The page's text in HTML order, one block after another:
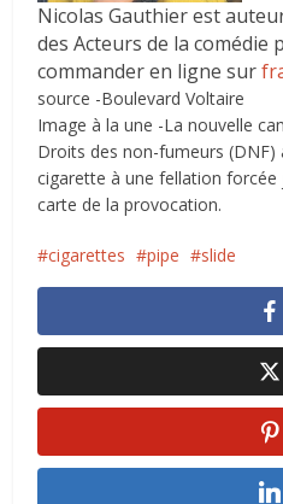
Nicolas Gauthier est
des Acteurs de la comédie
commander en ligne sur
source -Boulevard Voltaire
Image à la une -La nouvelle
Droits des non-fumeurs (DNF)
cigarette à une fellation
carte de la provocation.
cigarettes pipe slide